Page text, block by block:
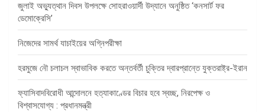
জুলাই অভ্যুত্থান দিবস উপলক্ষে সোহরাওয়ার্দী উদ্যানে অনুষ্ঠিত ‘কনসার্ট ফর
ডেমোক্রেসি’
নিজেদের সামর্থ যাচাইয়ের অগ্নিপরীক্ষা
হরমুজে নৌ চলাচল স্বাভাবিক করতে অন্তর্বর্তী চুক্তির দ্বারপ্রান্তে যুক্তরাষ্ট্র-ইরান
ফ্যাসিবাদবিরোধী আন্দোলনে হত্যাকাণ্ডের বিচার হবে স্বচ্ছ, নিরপেক্ষ ও
বিশ্বাসযোগ্য : প্রধানমন্ত্রী